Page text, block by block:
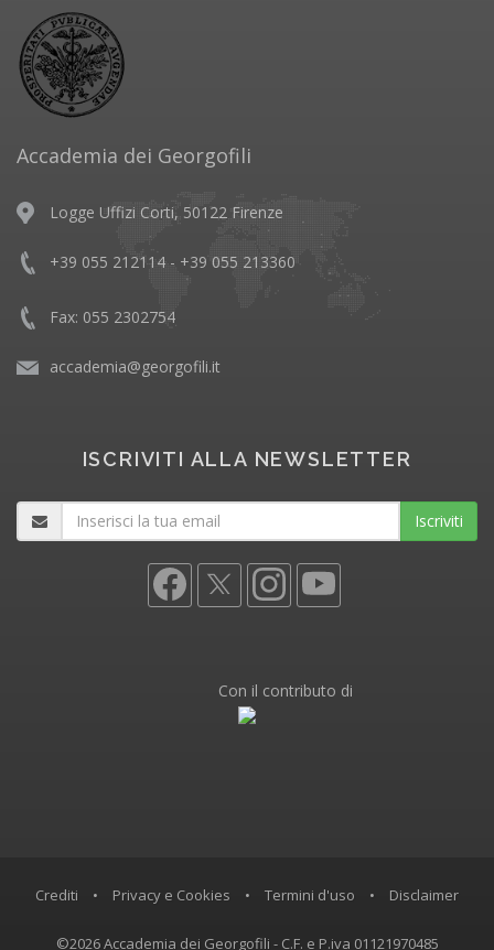
Accademia dei Georgofili
Logge Uffizi Corti, 50122 Firenze
+39 055 212114 - +39 055 213360
Fax: 055 2302754
accademia@georgofili.it
ISCRIVITI ALLA NEWSLETTER
Iscriviti
Con il contributo di
Crediti • Privacy e Cookies • Termini d'uso • Disclaimer
©2026 Accademia dei Georgofili - C.F. e P.iva 01121970485